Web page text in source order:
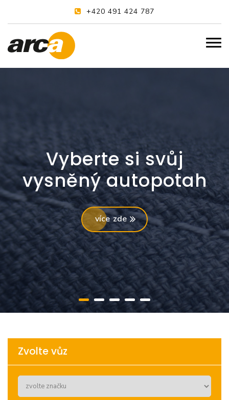
+420 491 424 787
Vyberte si svůj
vysněný autopotah
více zde
Zvolte vůz